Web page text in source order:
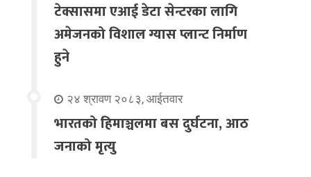
टेक्सासमा एआई डेटा सेन्टरका लागि
अमेजनको विशाल ग्यास प्लान्ट निर्माण
हुने
२४ श्रावण २०८३, आईतवार
भारतको हिमाञ्चलमा बस दुर्घटना, आठ
जनाको मृत्यु